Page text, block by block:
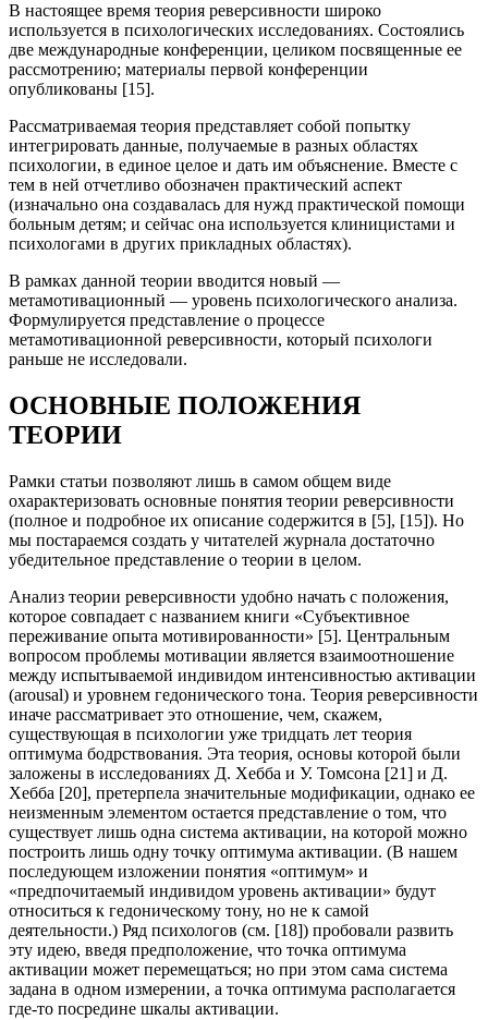
В настоящее время теория реверсивности широко
используется в психологических исследованиях. Состоялись
две международные конференции, целиком посвященные ее
рассмотрению; материалы первой конференции
опубликованы [15].
Рассматриваемая теория представляет собой попытку
интегрировать данные, получаемые в разных областях
психологии, в единое целое и дать им объяснение. Вместе с
тем в ней отчетливо обозначен практический аспект
(изначально она создавалась для нужд практической помощи
больным детям; и сейчас она используется клиницистами и
психологами в других прикладных областях).
В рамках данной теории вводится новый —
метамотивационный — уровень психологического анализа.
Формулируется представление о процессе
метамотивационной реверсивности, который психологи
раньше не исследовали.
ОСНОВНЫЕ ПОЛОЖЕНИЯ
ТЕОРИИ
Рамки статьи позволяют лишь в самом общем виде
охарактеризовать основные понятия теории реверсивности
(полное и подробное их описание содержится в [5], [15]). Но
мы постараемся создать у читателей журнала достаточно
убедительное представление о теории в целом.
Анализ теории реверсивности удобно начать с положения,
которое совпадает с названием книги «Субъективное
переживание опыта мотивированности» [5]. Центральным
вопросом проблемы мотивации является взаимоотношение
между испытываемой индивидом интенсивностью активации
(arousal) и уровнем гедонического тона. Теория реверсивности
иначе рассматривает это отношение, чем, скажем,
существующая в психологии уже тридцать лет теория
оптимума бодрствования. Эта теория, основы которой были
заложены в исследованиях Д. Хебба и У. Томсона [21] и Д.
Хебба [20], претерпела значительные модификации, однако ее
неизменным элементом остается представление о том, что
существует лишь одна система активации, на которой можно
построить лишь одну точку оптимума активации. (В нашем
последующем изложении понятия «оптимум» и
«предпочитаемый индивидом уровень активации» будут
относиться к гедоническому тону, но не к самой
деятельности.) Ряд психологов (см. [18]) пробовали развить
эту идею, введя предположение, что точка оптимума
активации может перемещаться; но при этом сама система
задана в одном измерении, а точка оптимума располагается
где-то посредине шкалы активации.